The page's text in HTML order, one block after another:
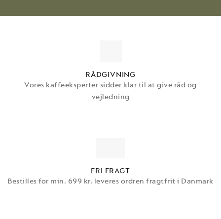
RÅDGIVNING
Vores kaffeeksperter sidder klar til at give råd og
vejledning
FRI FRAGT
Bestilles for min. 699 kr. leveres ordren fragtfrit i Danmark